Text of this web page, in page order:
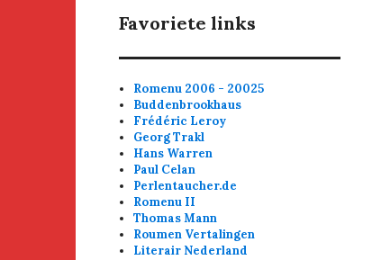
Favoriete links
Romenu 2006 - 20025
Buddenbrookhaus
Frédéric Leroy
Georg Trakl
Hans Warren
Paul Celan
Perlentaucher.de
Romenu II
Thomas Mann
Roumen Vertalingen
Literair Nederland